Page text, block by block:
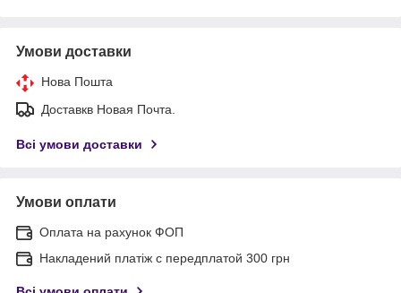
Умови доставки
Нова Пошта
Доставкв Новая Почта.
Всі умови доставки
Умови оплати
Оплата на рахунок ФОП
Накладений платіж с передплатой 300 грн